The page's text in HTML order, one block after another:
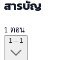
สารบัญ
1 ตอน
1 – 1